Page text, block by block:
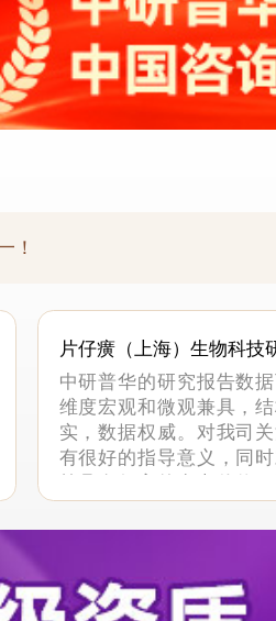
！
片仔癀（上海）生物科技
中研普华的研究报告数
维度宏观和微观兼具，
实，数据权威。对我司
有很好的指导意义，同
于贵司“一体化”服务和
意，祝愿贵司继续...